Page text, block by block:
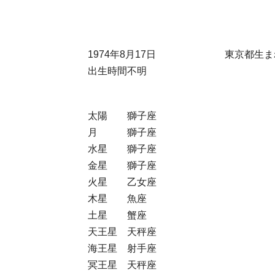
1974年8月17日 東京都生ま
出生時間不明
太陽 獅子座
月 獅子座
水星 獅子座
金星 獅子座
火星 乙女座
木星 魚座
土星 蟹座
天王星 天秤座
海王星 射手座
冥王星 天秤座